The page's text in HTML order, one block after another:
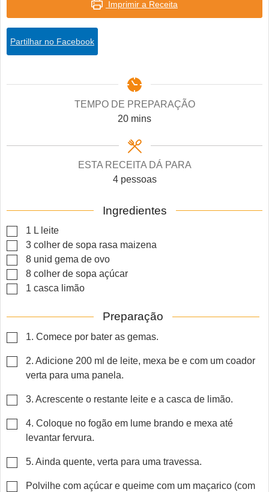
Imprimir a Receita
Partilhar no Facebook
TEMPO DE PREPARAÇÃO
20minutes
mins
ESTA RECEITA DÁ PARA
4 pessoas
Ingredientes
▢
1 L leite
▢
3 colher de sopa rasa maizena
▢
8 unid gema de ovo
▢
8 colher de sopa açúcar
▢
1 casca limão
Preparação
▢
1. Comece por bater as gemas.
▢
2. Adicione 200 ml de leite, mexa be e com um coador
verta para uma panela.
▢
3. Acrescente o restante leite e a casca de limão.
▢
4. Coloque no fogão em lume brando e mexa até
levantar fervura.
▢
5. Ainda quente, verta para uma travessa.
▢
Polvilhe com açúcar e queime com um maçarico (com